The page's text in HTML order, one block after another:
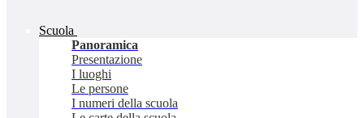
Scuola
Panoramica
Presentazione
I luoghi
Le persone
I numeri della scuola